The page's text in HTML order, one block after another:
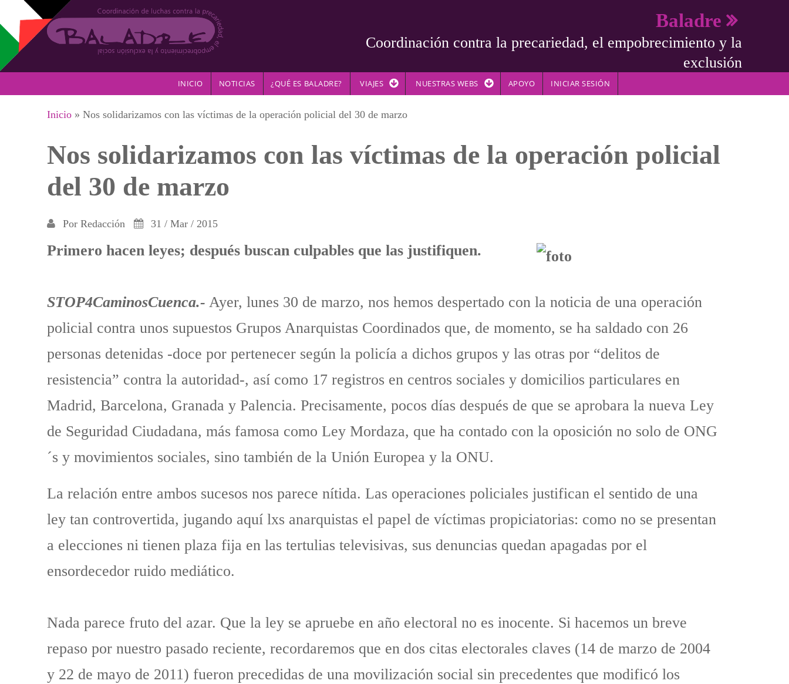
Pasar al contenido principal
Baladre
Coordinación contra la precariedad, el empobrecimiento y la
exclusión
INICIO NOTICIAS ¿QUÉ ES BALADRE? VIAJES NUESTRAS WEBS APOYO INICIAR SESIÓN
Se encuentra usted aquí
Inicio » Nos solidarizamos con las víctimas de la operación policial del 30 de marzo
Nos solidarizamos con las víctimas de la operación policial
del 30 de marzo
Por Redacción 31 / Mar / 2015
Primero hacen leyes; después buscan culpables que las justifiquen.
STOP4CaminosCuenca.- Ayer, lunes 30 de marzo, nos hemos despertado con la noticia de una operación
policial contra unos supuestos Grupos Anarquistas Coordinados que, de momento, se ha saldado con 26
personas detenidas -doce por pertenecer según la policía a dichos grupos y las otras por “delitos de
resistencia” contra la autoridad-, así como 17 registros en centros sociales y domicilios particulares en
Madrid, Barcelona, Granada y Palencia. Precisamente, pocos días después de que se aprobara la nueva Ley
de Seguridad Ciudadana, más famosa como Ley Mordaza, que ha contado con la oposición no solo de ONG
´s y movimientos sociales, sino también de la Unión Europea y la ONU.
La relación entre ambos sucesos nos parece nítida. Las operaciones policiales justifican el sentido de una
ley tan controvertida, jugando aquí lxs anarquistas el papel de víctimas propiciatorias: como no se presentan
a elecciones ni tienen plaza fija en las tertulias televisivas, sus denuncias quedan apagadas por el
ensordecedor ruido mediático.
Nada parece fruto del azar. Que la ley se apruebe en año electoral no es inocente. Si hacemos un breve
repaso por nuestro pasado reciente, recordaremos que en dos citas electorales claves (14 de marzo de 2004
y 22 de mayo de 2011) fueron precedidas de una movilización social sin precedentes que modificó los